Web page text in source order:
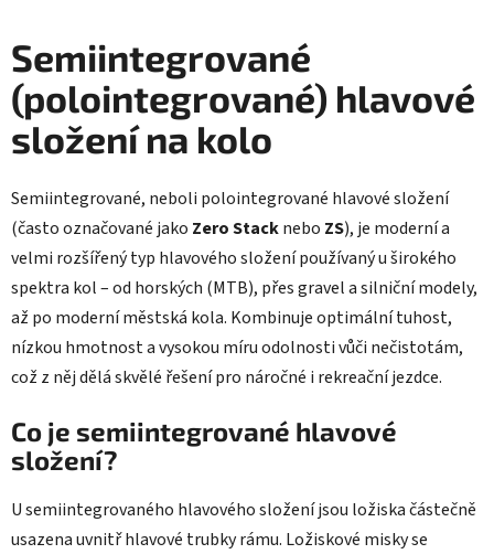
c
p
r
v
y
v
ý
p
i
s
u
Semiintegrované
(polointegrované) hlavové
složení na kolo
Semiintegrované, neboli polointegrované hlavové složení
(často označované jako Zero Stacknebo ZS), je moderní a
velmi rozšířený typ hlavového složení používaný u širokého
spektra kol – od horských (MTB), přes gravel a silniční modely,
až po moderní městská kola. Kombinuje optimální tuhost,
nízkou hmotnost a vysokou míru odolnosti vůči nečistotám,
což z něj dělá skvělé řešení pro náročné i rekreační jezdce.
Co je semiintegrované hlavové
složení?
U semiintegrovaného hlavového složení jsou ložiska částečně
usazena uvnitř hlavové trubky rámu. Ložiskové misky se